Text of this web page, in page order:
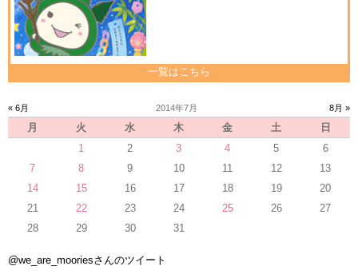
一覧はこちら
« 6月 2014年7月 8月 »
月 火 水 木 金 土
日
1
2 3 4 5
6
7
8 9 10 11 12
13
14
15 16 17 18 19
20
21
22 23 24 25 26
27
28
29 30 31
@we_are_mooriesさんのツイート